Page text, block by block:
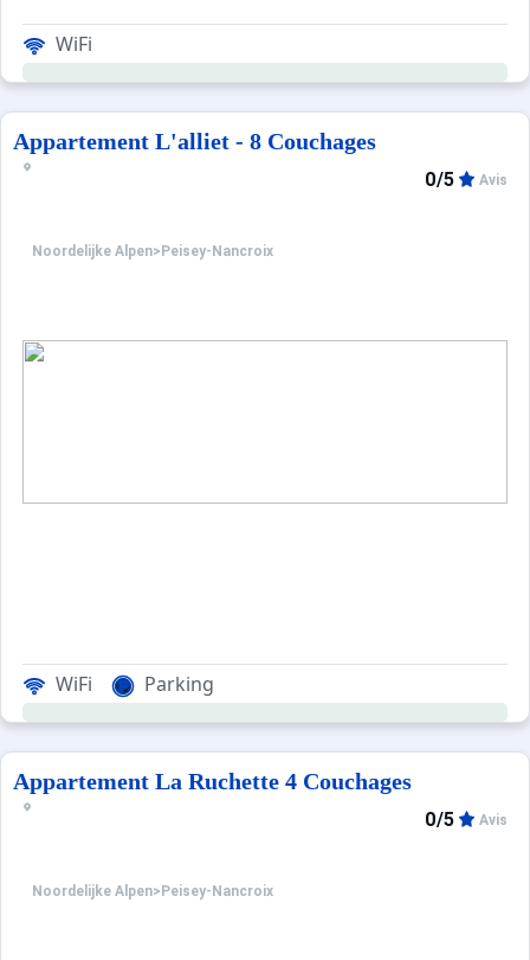
WiFi
Appartement L'alliet - 8 Couchages
Noordelijke Alpen> Peisey-Nancroix
0/5 Avis
WiFi Parking
Appartement La Ruchette 4 Couchages
Noordelijke Alpen> Peisey-Nancroix
0/5 Avis